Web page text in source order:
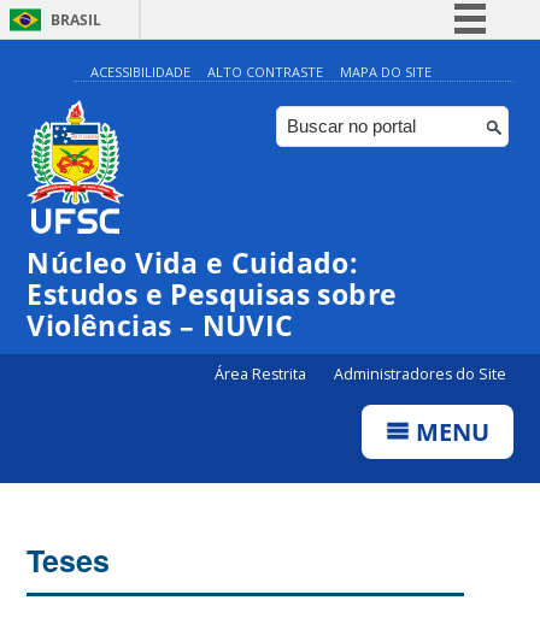
BRASIL
Simplifique!
Comunica BR
Participe
ACESSIBILIDADE ALTO CONTRASTE MAPA DO SITE
Núcleo Vida e Cuidado:
Estudos e Pesquisas sobre
Violências – NUVIC
Área Restrita Administradores do Site
MENU
Teses